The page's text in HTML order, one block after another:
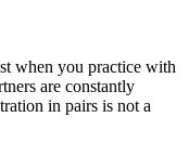
when you practice with
are constantly
in pairs is not a